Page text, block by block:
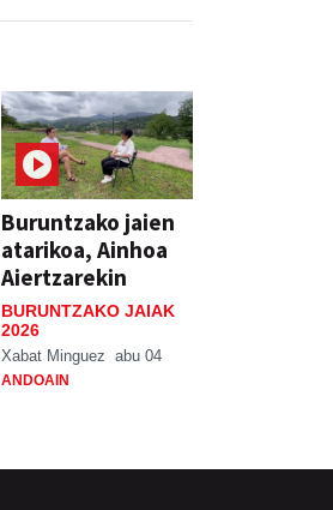
Buruntzako jaien
atarikoa, Ainhoa
Aiertzarekin
BURUNTZAKO JAIAK
2026
Xabat Minguez abu 04
ANDOAIN